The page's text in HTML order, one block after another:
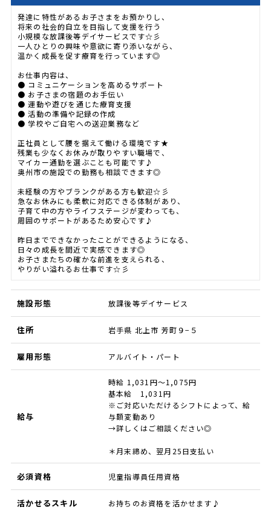
発達に特性があるお子さまをお預かりし、
将来の社会的自立を目指して支援を行う
小規模な放課後等デイサービスです☆彡
一人ひとりの興味や意欲に寄り添いながら、
温かく成長を促す療育を行っています◎
お仕事内容は、
● コミュニケーションを高めるサポート
● お子さまの宿題のお手伝い
● 運動や遊びを通じた療育支援
● 活動の準備や記録の作成
● 学校やご自宅への送迎業務など
正社員として腰を据えて働ける環境です★
残業も少なくお休みが取りやすい職場で、
マイカー通勤を選ぶことも可能です♪
奥州市の施設での勤務も相談できます◎
未経験の方やブランクがある方も歓迎☆彡
急なお休みにも柔軟に対応できる体制があり、
子育て中の方やライフステージが変わっても、
周囲のサポートがあるため安心です♪
昨日までできなかったことができるようになる、
日々の成長を間近で実感できます◎
お子さまたちの確かな前進を支えられる、
やりがい溢れるお仕事です☆彡
施設形態 放課後等デイサービス
住所 岩手県 北上市 芳町９−５
雇用形態 アルバイト・パート
給与
時給 1,031円～1,075円
基本給 1,031円
※ご対応いただけるシフトによって、給
与額変動あり
→詳しくはご相談ください◎
＊月末締め、翌月25日支払い
必須資格 児童指導員任用資格
活かせるスキル お持ちのお資格を活かせます♪